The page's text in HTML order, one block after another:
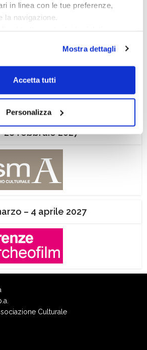
in linea con le tue preferenze,
la navigazione.
ti invitiamo a prendere visione
.
tramite la “X” prosegui la
Selezionando “Accetta tutti” presti
profilazione che potrai revocare in
Mostra dettagli
Accetta tutti
Personalizza
28 febbraio 2027
– 4 aprile 2027
Culturale